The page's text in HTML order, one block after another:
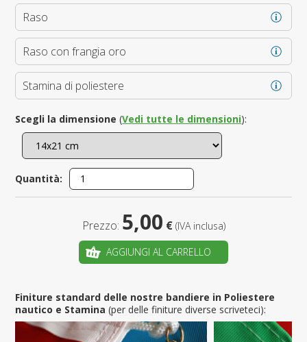
Raso
Raso con frangia oro
Stamina di poliestere
Scegli la dimensione (Vedi tutte le dimensioni):
Quantità:
Prezzo: 5,00 € (IVA inclusa)
AGGIUNGI AL CARRELLO
Finiture standard delle nostre bandiere in Poliestere
nautico e Stamina(per delle finiture diverse scriveteci):